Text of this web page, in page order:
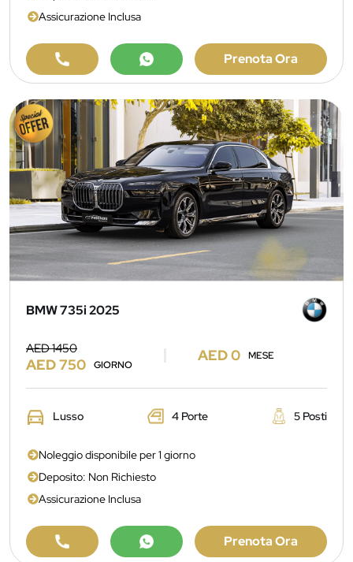
Assicurazione Inclusa
Prenota Ora
BMW 735i 2025
AED 1450
AED 750 GIORNO
AED 0 MESE
Lusso 4 Porte 5 Posti
Noleggio disponibile per 1 giorno
Deposito: Non Richiesto
Assicurazione Inclusa
Prenota Ora